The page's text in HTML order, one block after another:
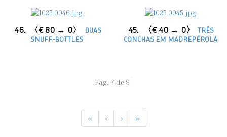
46. 〈€ 80 → 0〉
DUAS
SNUFF-BOTTLES
45. 〈€ 40 → 0〉
TRÊS
CONCHAS EM MADREPÉROLA
Pág. 7 de 9
« ‹ › »